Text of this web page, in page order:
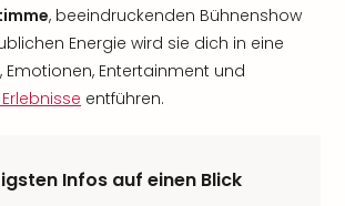
, beeindruckenden Bühnenshow
Energie wird sie dich in eine
Emotionen, Entertainment und
entführen.
Infos auf einen Blick